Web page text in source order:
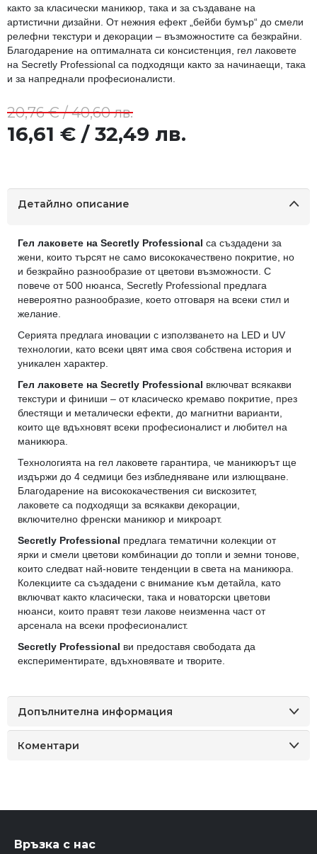
както за класически маникюр, така и за създаване на
артистични дизайни. От нежния ефект „бейби бумър“ до смели
релефни текстури и декорации – възможностите са безкрайни.
Благодарение на оптималната си консистенция, гел лаковете
на Secretly Professional са подходящи както за начинаещи, така
и за напреднали професионалисти.
16,61 € / 32,49 лв.
20,76 € / 40,60 лв.
Детайлно описание
Гел лаковете на Secretly Professional са създадени за
жени, които търсят не само висококачествено покритие, но
и безкрайно разнообразие от цветови възможности. С
повече от 500 нюанса, Secretly Professional предлага
невероятно разнообразие, което отговаря на всеки стил и
желание.
Серията предлага иновации с използването на LED и UV
технологии, като всеки цвят има своя собствена история и
уникален характер.
Гел лаковете на Secretly Professional включват всякакви
текстури и финиши – от класическо кремаво покритие, през
блестящи и металически ефекти, до магнитни варианти,
които ще вдъхновят всеки професионалист и любител на
маникюра.
Технологията на гел лаковете гарантира, че маникюрът ще
издържи до 4 седмици без избледняване или излющване.
Благодарение на висококачествения си вискозитет,
лаковете са подходящи за всякакви декорации,
включително френски маникюр и микроарт.
Secretly Professional предлага тематични колекции от
ярки и смели цветови комбинации до топли и земни тонове,
които следват най-новите тенденции в света на маникюра.
Колекциите са създадени с внимание към детайла, като
включват както класически, така и новаторски цветови
нюанси, които правят тези лакове неизменна част от
арсенала на всеки професионалист.
Secretly Professional ви предоставя свободата да
експериментирате, вдъхновявате и творите.
Допълнителна информация
Коментари
Връзка с нас